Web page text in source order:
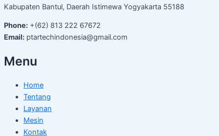
Kabupaten Bantul, Daerah Istimewa Yogyakarta 55188
Phone: +(62) 813 222 67672
Email: ptartechindonesia@gmail.com
Menu
Home
Tentang
Layanan
Mesin
Kontak